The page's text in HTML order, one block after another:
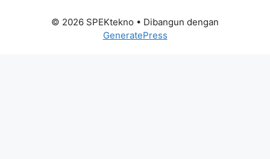
© 2026 SPEKtekno • Dibangun dengan
GeneratePress